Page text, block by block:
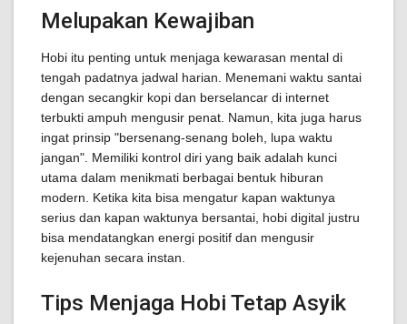
Melupakan Kewajiban
Hobi itu penting untuk menjaga kewarasan mental di
tengah padatnya jadwal harian. Menemani waktu santai
dengan secangkir kopi dan berselancar di internet
terbukti ampuh mengusir penat. Namun, kita juga harus
ingat prinsip "bersenang-senang boleh, lupa waktu
jangan". Memiliki kontrol diri yang baik adalah kunci
utama dalam menikmati berbagai bentuk hiburan
modern. Ketika kita bisa mengatur kapan waktunya
serius dan kapan waktunya bersantai, hobi digital justru
bisa mendatangkan energi positif dan mengusir
kejenuhan secara instan.
Tips Menjaga Hobi Tetap Asyik